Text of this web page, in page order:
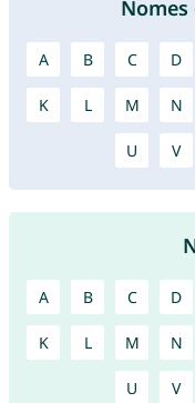
A B C D
K L M N
U V
A B C D
K L M N
U V